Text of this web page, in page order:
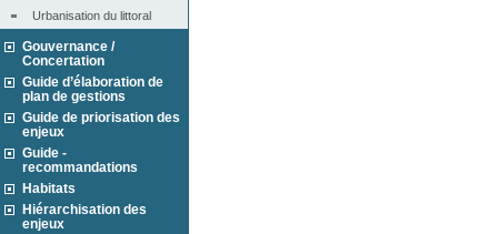
Urbanisation du littoral
Gouvernance /
Concertation
Guide d’élaboration de
plan de gestions
Guide de priorisation des
enjeux
Guide -
recommandations
Habitats
Hiérarchisation des
enjeux